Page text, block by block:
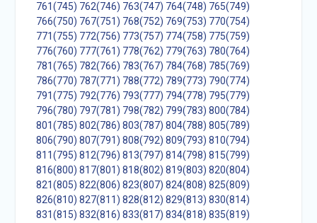
761(745) 762(746) 763(747) 764(748) 765(749)
766(750) 767(751) 768(752) 769(753) 770(754)
771(755) 772(756) 773(757) 774(758) 775(759)
776(760) 777(761) 778(762) 779(763) 780(764)
781(765) 782(766) 783(767) 784(768) 785(769)
786(770) 787(771) 788(772) 789(773) 790(774)
791(775) 792(776) 793(777) 794(778) 795(779)
796(780) 797(781) 798(782) 799(783) 800(784)
801(785) 802(786) 803(787) 804(788) 805(789)
806(790) 807(791) 808(792) 809(793) 810(794)
811(795) 812(796) 813(797) 814(798) 815(799)
816(800) 817(801) 818(802) 819(803) 820(804)
821(805) 822(806) 823(807) 824(808) 825(809)
826(810) 827(811) 828(812) 829(813) 830(814)
831(815) 832(816) 833(817) 834(818) 835(819)